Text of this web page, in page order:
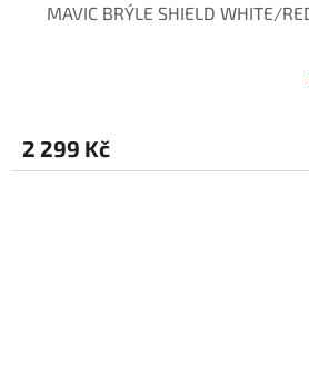
MAVIC BRÝLE SHIELD WHITE/
2 299 Kč